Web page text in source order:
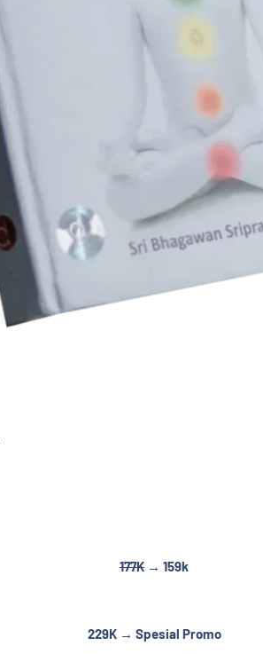
177K → 159k
229K → Spesial Promo